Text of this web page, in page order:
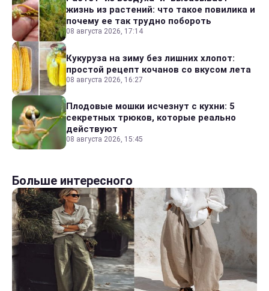
жизнь из растений: что такое повилика и
почему ее так трудно побороть
08 августа 2026, 17:14
Кукуруза на зиму без лишних хлопот:
простой рецепт кочанов со вкусом лета
08 августа 2026, 16:27
Плодовые мошки исчезнут с кухни: 5
секретных трюков, которые реально
действуют
08 августа 2026, 15:45
Больше интересного